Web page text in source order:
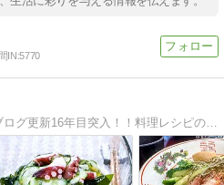
IN:5770
調理師免許をもつ主夫、ブログ更新16年目突入！！料理レシピの紹介「楽しく作って楽しく食べる」、男が喜ぶレシピ満載ですよ！！